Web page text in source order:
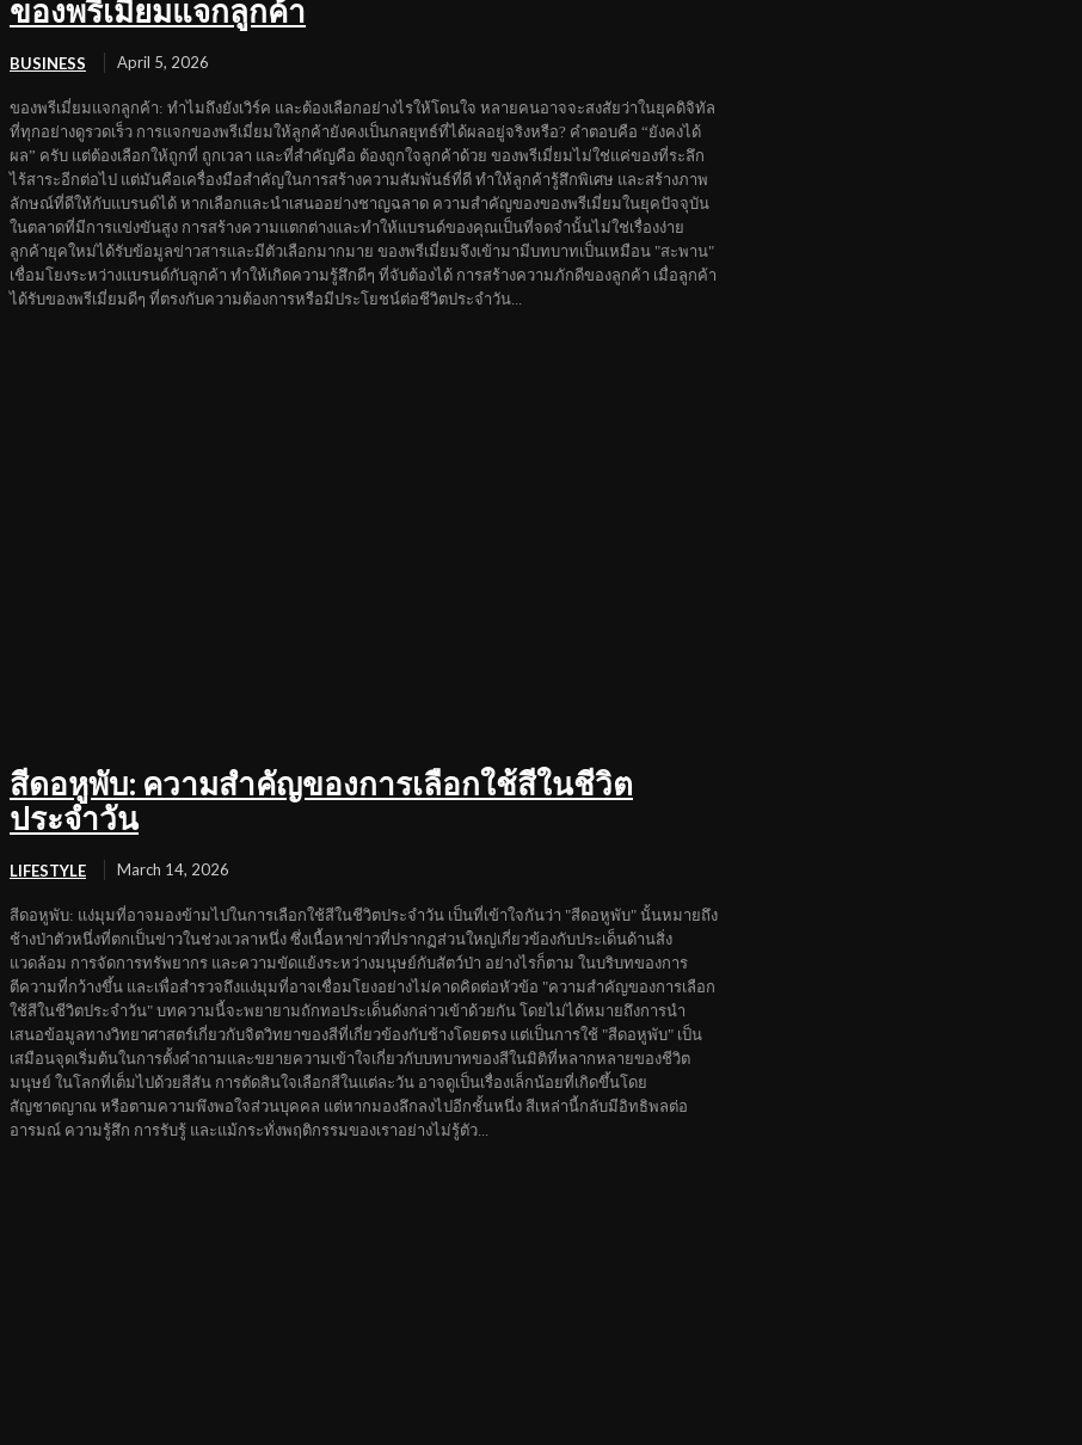
ของพรีเมี่ยมแจกลูกค้า
BUSINESS April 5, 2026
ของพรีเมี่ยมแจกลูกค้า: ทำไมถึงยังเวิร์ค และต้องเลือกอย่างไรให้โดนใจ หลายคนอาจจะสงสัยว่าในยุคดิจิทัล
ที่ทุกอย่างดูรวดเร็ว การแจกของพรีเมี่ยมให้ลูกค้ายังคงเป็นกลยุทธ์ที่ได้ผลอยู่จริงหรือ? คำตอบคือ “ยังคงได้
ผล” ครับ แต่ต้องเลือกให้ถูกที่ ถูกเวลา และที่สำคัญคือ ต้องถูกใจลูกค้าด้วย ของพรีเมี่ยมไม่ใช่แค่ของที่ระลึก
ไร้สาระอีกต่อไป แต่มันคือเครื่องมือสำคัญในการสร้างความสัมพันธ์ที่ดี ทำให้ลูกค้ารู้สึกพิเศษ และสร้างภาพ
ลักษณ์ที่ดีให้กับแบรนด์ได้ หากเลือกและนำเสนออย่างชาญฉลาด ความสำคัญของของพรีเมี่ยมในยุคปัจจุบัน
ในตลาดที่มีการแข่งขันสูง การสร้างความแตกต่างและทำให้แบรนด์ของคุณเป็นที่จดจำนั้นไม่ใช่เรื่องง่าย
ลูกค้ายุคใหม่ได้รับข้อมูลข่าวสารและมีตัวเลือกมากมาย ของพรีเมี่ยมจึงเข้ามามีบทบาทเป็นเหมือน "สะพาน"
เชื่อมโยงระหว่างแบรนด์กับลูกค้า ทำให้เกิดความรู้สึกดีๆ ที่จับต้องได้ การสร้างความภักดีของลูกค้า เมื่อลูกค้า
ได้รับของพรีเมี่ยมดีๆ ที่ตรงกับความต้องการหรือมีประโยชน์ต่อชีวิตประจำวัน...
สีดอหูพับ: ความสำคัญของการเลือกใช้สีในชีวิต
ประจำวัน
LIFESTYLE March 14, 2026
สีดอหูพับ: แง่มุมที่อาจมองข้ามไปในการเลือกใช้สีในชีวิตประจำวัน เป็นที่เข้าใจกันว่า "สีดอหูพับ" นั้นหมายถึง
ช้างป่าตัวหนึ่งที่ตกเป็นข่าวในช่วงเวลาหนึ่ง ซึ่งเนื้อหาข่าวที่ปรากฏส่วนใหญ่เกี่ยวข้องกับประเด็นด้านสิ่ง
แวดล้อม การจัดการทรัพยากร และความขัดแย้งระหว่างมนุษย์กับสัตว์ป่า อย่างไรก็ตาม ในบริบทของการ
ตีความที่กว้างขึ้น และเพื่อสำรวจถึงแง่มุมที่อาจเชื่อมโยงอย่างไม่คาดคิดต่อหัวข้อ "ความสำคัญของการเลือก
ใช้สีในชีวิตประจำวัน" บทความนี้จะพยายามถักทอประเด็นดังกล่าวเข้าด้วยกัน โดยไม่ได้หมายถึงการนำ
เสนอข้อมูลทางวิทยาศาสตร์เกี่ยวกับจิตวิทยาของสีที่เกี่ยวข้องกับช้างโดยตรง แต่เป็นการใช้ "สีดอหูพับ" เป็น
เสมือนจุดเริ่มต้นในการตั้งคำถามและขยายความเข้าใจเกี่ยวกับบทบาทของสีในมิติที่หลากหลายของชีวิต
มนุษย์ ในโลกที่เต็มไปด้วยสีสัน การตัดสินใจเลือกสีในแต่ละวัน อาจดูเป็นเรื่องเล็กน้อยที่เกิดขึ้นโดย
สัญชาตญาณ หรือตามความพึงพอใจส่วนบุคคล แต่หากมองลึกลงไปอีกชั้นหนึ่ง สีเหล่านี้กลับมีอิทธิพลต่อ
อารมณ์ ความรู้สึก การรับรู้ และแม้กระทั่งพฤติกรรมของเราอย่างไม่รู้ตัว...